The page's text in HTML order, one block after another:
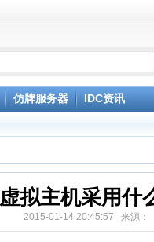
立服务器-linux系统,稳定SSD硬盘
机网站空间外贸防投诉zencart
贸zencart,magento-linux系统
主机 不限品牌 仿牌VPS 服
仿牌服务器 IDC资讯
虚拟主机采用什
2015-01-14 20:45:57 来源：